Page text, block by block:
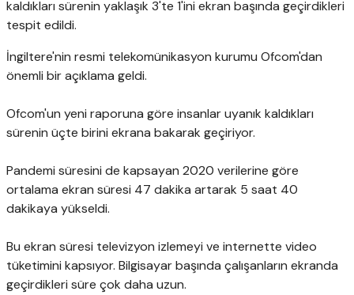
kaldıkları sürenin yaklaşık 3'te 1'ini ekran başında geçirdikleri
tespit edildi.
İngiltere'nin resmi telekomünikasyon kurumu Ofcom'dan
önemli bir açıklama geldi.
Ofcom'un yeni raporuna göre insanlar uyanık kaldıkları
sürenin üçte birini ekrana bakarak geçiriyor.
Pandemi süresini de kapsayan 2020 verilerine göre
ortalama ekran süresi 47 dakika artarak 5 saat 40
dakikaya yükseldi.
Bu ekran süresi televizyon izlemeyi ve internette video
tüketimini kapsıyor. Bilgisayar başında çalışanların ekranda
geçirdikleri süre çok daha uzun.